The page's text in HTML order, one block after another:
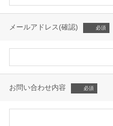
メールアドレス(確認)
お問い合わせ内容